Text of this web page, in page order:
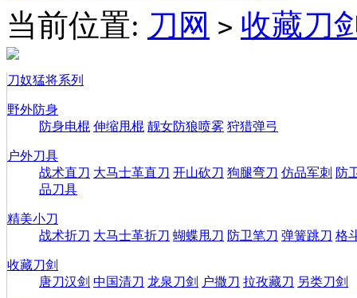
当前位置: 刀网 > 收藏刀
刀奴猛将系列
野外防身
防身电棍 伸缩甩棍 靓女防狼喷雾 狩猎弹弓
户外刀具
战术直刀 大马士革直刀 开山砍刀 狗腿弯刀 仿品军刺 防
品刀具
精美小刀
战术折刀 大马士革折刀 蝴蝶甩刀 防卫笔刀 弹簧跳刀 格
收藏刀剑
唐刀汉剑 中国清刀 龙泉刀剑 户撒刀 拉孜藏刀 另类刀剑